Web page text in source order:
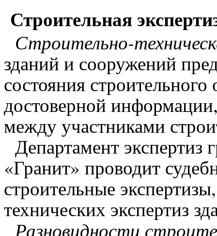
Строительная
Строительно-
зданий и сооружений
состояния
достоверной
между участниками
Департамент экспертиз
«Гранит» проводит
строительные
технических экспертиз
Разновидности